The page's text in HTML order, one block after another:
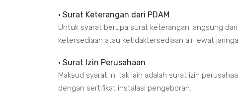
• Surat Keterangan dari PDAM
Untuk syarat berupa surat keterangan langsung
ketersediaan atau ketidaktersediaan air lewat
• Surat Izin Perusahaan
Maksud syarat ini tak lain adalah surat izin
dengan sertifikat instalasi pengeboran.